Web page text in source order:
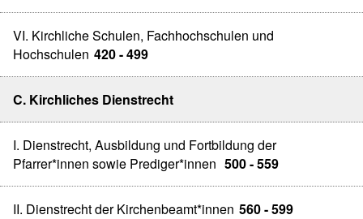
VI. Kirchliche Schulen, Fachhochschulen und
Hochschulen 420 - 499
C. Kirchliches Dienstrecht
I. Dienstrecht, Ausbildung und Fortbildung der
Pfarrer*innen sowie Prediger*innen 500 - 559
II. Dienstrecht der Kirchenbeamt*innen 560 - 599